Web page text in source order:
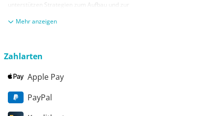
unterstützen Strategien zum Aufbau und zur
KMUs. Die daraus resultierenden Ergebnisse und
aus Mitteln des Europäischen Sozialfonds Plus und
anzeigen
Zahlarten
Apple Pay
PayPal